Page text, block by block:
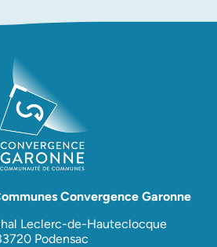
Convergence Garonne
Leclerc-de-Hauteclocque
Podensac